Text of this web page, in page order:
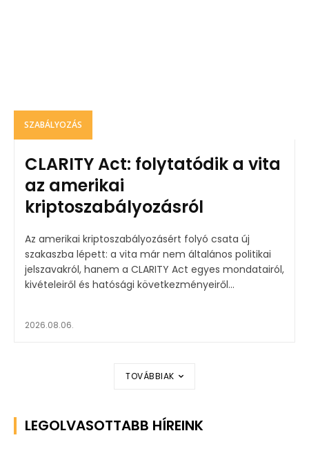
SZABÁLYOZÁS
CLARITY Act: folytatódik a vita
az amerikai
kriptoszabályozásról
Az amerikai kriptoszabályozásért folyó csata új
szakaszba lépett: a vita már nem általános politikai
jelszavakról, hanem a CLARITY Act egyes mondatairól,
kivételeiről és hatósági következményeiről...
2026.08.06.
TOVÁBBIAK
LEGOLVASOTTABB HÍREINK